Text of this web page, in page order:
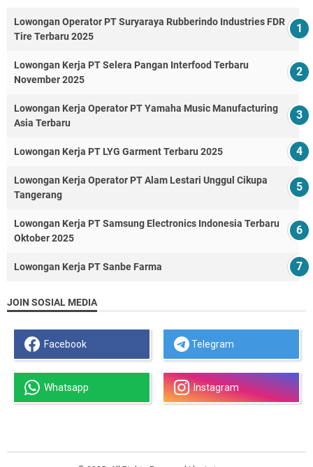
Lowongan Operator PT Suryaraya Rubberindo Industries FDR
Tire Terbaru 2025
Lowongan Kerja PT Selera Pangan Interfood Terbaru
November 2025
Lowongan Kerja Operator PT Yamaha Music Manufacturing
Asia Terbaru
Lowongan Kerja PT LYG Garment Terbaru 2025
Lowongan Kerja Operator PT Alam Lestari Unggul Cikupa
Tangerang
Lowongan Kerja PT Samsung Electronics Indonesia Terbaru
Oktober 2025
Lowongan Kerja PT Sanbe Farma
JOIN SOSIAL MEDIA
Facebook Telegram
Whatsapp Instagram